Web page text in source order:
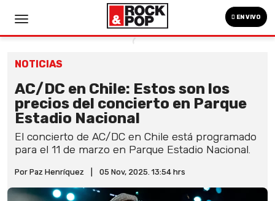
EN VIVO
NOTICIAS
AC/DC en Chile: Estos son los
precios del concierto en Parque
Estadio Nacional
El concierto de AC/DC en Chile está programado
para el 11 de marzo en Parque Estadio Nacional.
Por Paz Henríquez 05 Nov, 2025. 13:54 hrs